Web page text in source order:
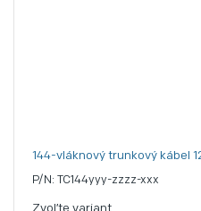
144-vláknový trunkový kábel
P/N: TC144yyy-zzzz-xxx